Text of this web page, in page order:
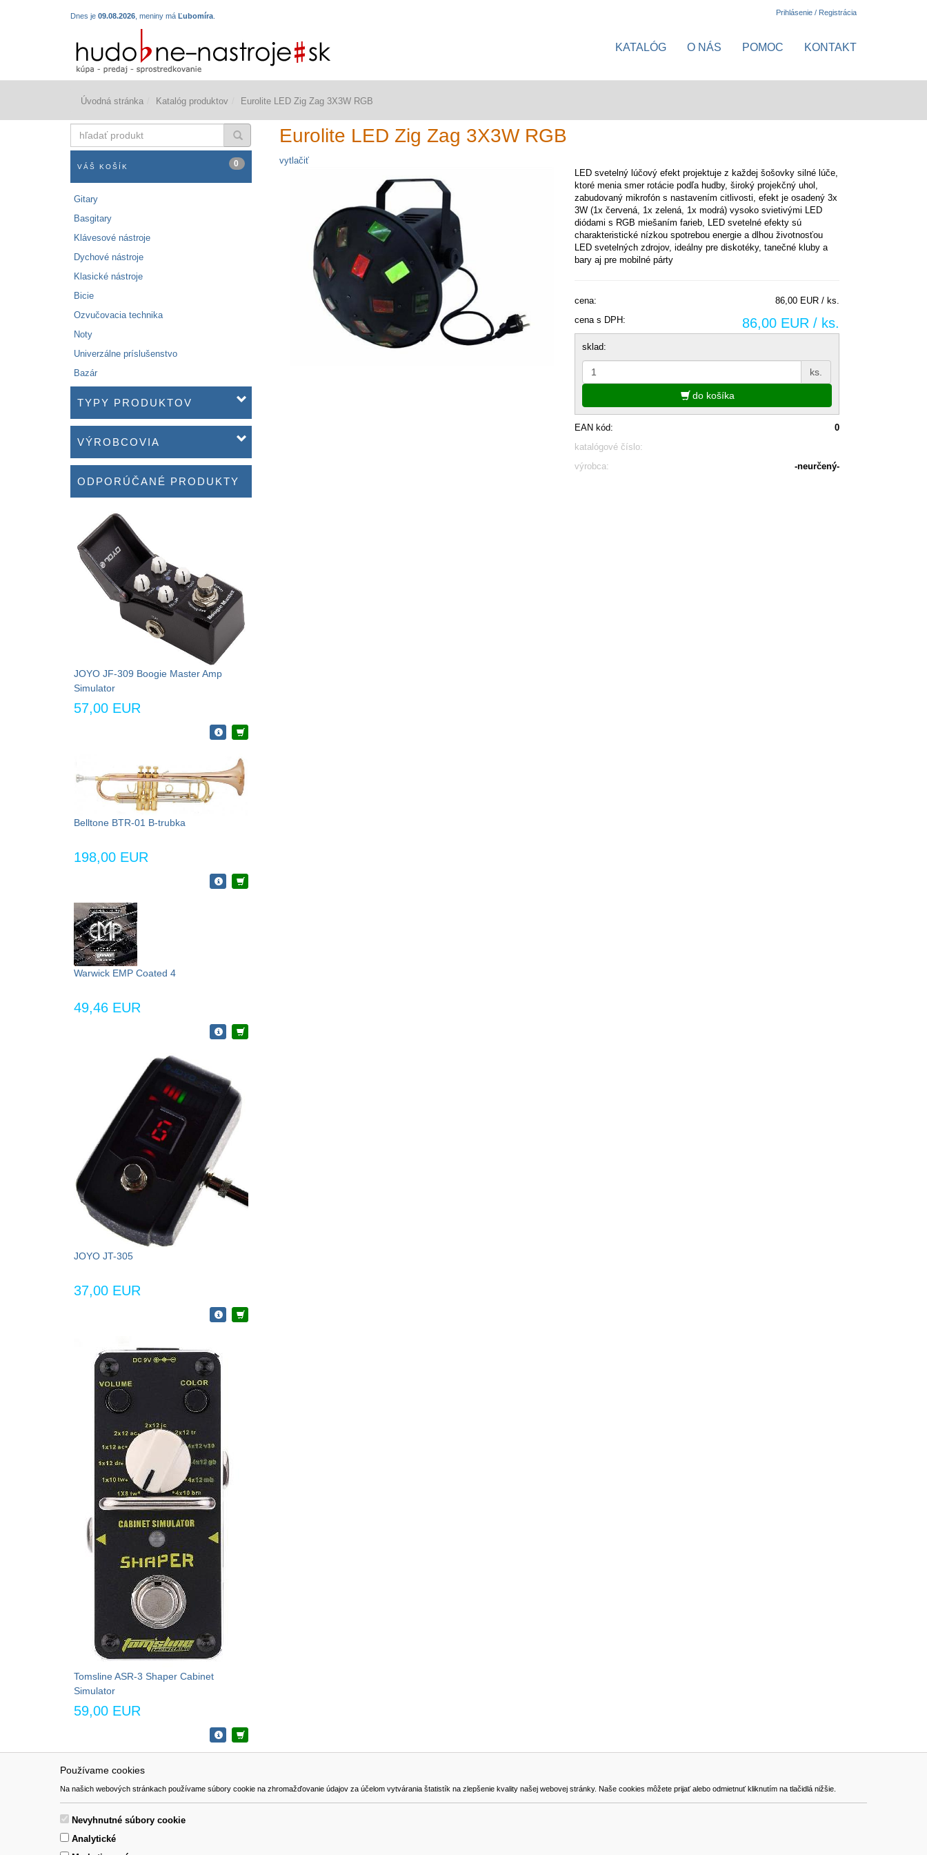
Používame cookies
Na našich webových stránkach používame súbory cookie na zhromažďovanie údajov za účelom vytvárania štatistík na zlepšenie kvality našej webovej stránky. Naše cookies môžete prijať alebo odmietnuť kliknutím na tlačidlá nižšie.
Nevyhnutné súbory cookie
Analytické
Dnes je 09.08.2026 , meniny má Ľubomíra Prihlásenie / Registrácia
KATALÓG O NÁS POMOC KONTAKT
Úvodná stránka Katalóg produktov Eurolite LED Zig Zag 3X3W RGB
produkt
VÁŠ KOŠÍK 0
Gitary
Basgitary
Klávesové nástroje
Dychové nástroje
Klasické nástroje
Bicie
Ozvučovacia technika
Noty
Univerzálne príslušenstvo
Bazár
TYPY PRODUKTOV
VÝROBCOVIA
ODPORÚČANÉ PRODUKTY
JOYO JF-309 Boogie Master Amp
Simulator
57,00 EUR
Belltone BTR-01 B-trubka
198,00 EUR
Warwick EMP Coated 4
49,46 EUR
JOYO JT-305
37,00 EUR
Tomsline ASR-3 Shaper Cabinet
Simulator
59,00 EUR
Eurolite LED Zig Zag 3X3W RGB
vytlačiť
LED svetelný lúčový efekt projektuje z každej šošovky silné lúče,
ktoré menia smer rotácie podľa hudby, široký projekčný uhol,
zabudovaný mikrofón s nastavením citlivosti, efekt je osadený 3x
3W (1x červená, 1x zelená, 1x modrá) vysoko svietivými LED
diódami s RGB miešaním farieb, LED svetelné efekty sú
charakteristické nízkou spotrebou energie a dlhou životnosťou
LED svetelných zdrojov, ideálny pre diskotéky, tanečné kluby a
bary aj pre mobilné párty
cena:
86,00 EUR / ks.
cena s DPH:
86,00 EUR / ks.
sklad:
ks.
do košíka
EAN kód:
0
katalógové číslo:
výrobca:
-neurčený-
Pomoc
Kontakt